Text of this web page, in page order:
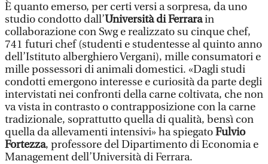
È quanto emerso, per certi versi a sorpresa, da uno
studio condotto dall’Università di Ferrarain
collaborazione con Swg e realizzato su cinque chef,
741 futuri chef (studenti e studentesse al quinto anno
dell’Istituto alberghiero Vergani), mille consumatori e
mille possessori di animali domestici. «Dagli studi
condotti emergono interesse e curiosità da parte degli
intervistati nei confronti della carne coltivata, che non
va vista in contrasto o contrapposizione con la carne
tradizionale, soprattutto quella di qualità, bensì con
quella da allevamenti intensivi» ha spiegatoFulvio
Fortezza, professore del Dipartimento di Economia e
Management dell’Università di Ferrara.